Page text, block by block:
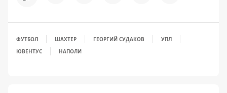
ФУТБОЛ ШАХТЕР ГЕОРГИЙ СУДАКОВ
УПЛ
ЮВЕНТУС
НАПОЛИ